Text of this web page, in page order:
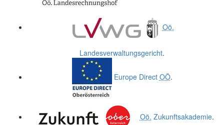
Oö.
Landesverwaltungsgericht.
Europe Direct OÖ.
Oö. Zukunftsakademie.